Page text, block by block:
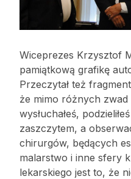
Wiceprezes Krzysztof
pamiątkową grafikę
Przeczytał też
że mimo różnych zwad
wysłuchałeś,
zaszczytem, a
chirurgów, będących
malarstwo i inne sfery
lekarskiego jest to, że